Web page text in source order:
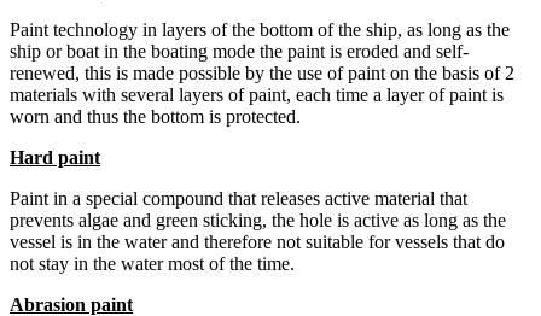
Paint technology in layers of the bottom of the ship, as long as the
ship or boat in the boating mode the paint is eroded and self-
renewed, this is made possible by the use of paint on the basis of 2
materials with several layers of paint, each time a layer of paint is
worn and thus the bottom is protected.
Hard paint
Paint in a special compound that releases active material that
prevents algae and green sticking, the hole is active as long as the
vessel is in the water and therefore not suitable for vessels that do
not stay in the water most of the time.
Abrasion paint